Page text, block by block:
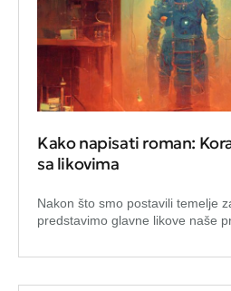
Kako napisati roman:
sa likovima
Nakon što smo postavili temelje
predstavimo glavne likove naše